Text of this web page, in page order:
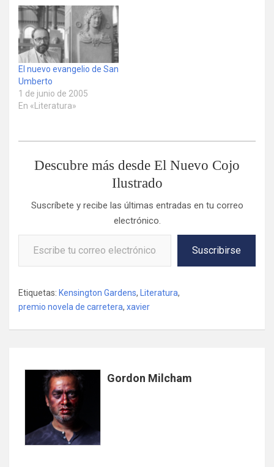
El nuevo evangelio de San
Umberto
1 de junio de 2005
En «Literatura»
Descubre más desde El Nuevo Cojo
Ilustrado
Suscríbete y recibe las últimas entradas en tu correo
electrónico.
Escribe tu correo electrónico…
Suscribirse
Etiquetas: Kensington Gardens, Literatura,
premio novela de carretera, xavier
Gordon Milcham